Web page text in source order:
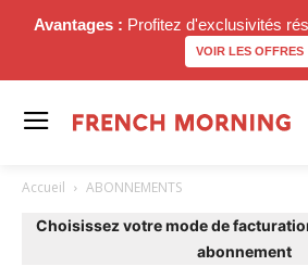
Avantages : Profitez d'exclusivités
VOIR LES OFFRES
Accueil ABONNEMENTS
Choisissez votre mode de
abonnement